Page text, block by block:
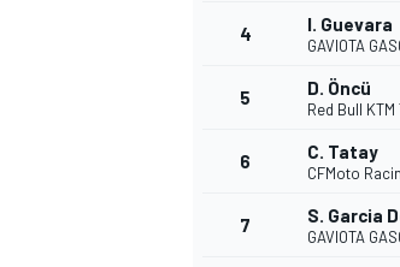
4 I. Guevara
GAVIOTA
5 D. Öncü
Red Bull KTM
6 C. Tatay
CFMoto
7 S. Garcia
GAVIOTA